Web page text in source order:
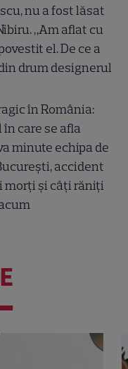
nu a fost lăsat
„Am aflat cu
el. De ce a
drum designerul
în România:
care se afla
minute echipa de
accident
morți și câți răniți